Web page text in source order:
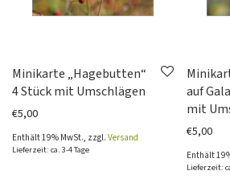
Minikarte „Hagebutten“
4 Stück mit Umschlägen
€5,00
Enthält 19% MwSt., zzgl. Versand
Lieferzeit: ca. 3-4 Tage
auf
mit
€5,00
Enthält
Lieferzeit: